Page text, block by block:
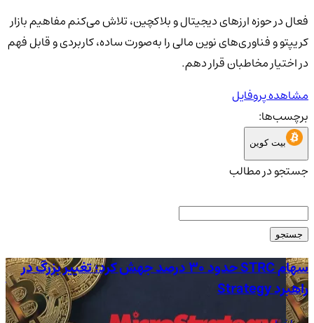
فعال در حوزه ارزهای دیجیتال و بلاکچین، تلاش می‌کنم مفاهیم بازار
کریپتو و فناوری‌های نوین مالی را به‌صورت ساده، کاربردی و قابل فهم
در اختیار مخاطبان قرار دهم.
مشاهده پروفایل
برچسب‌ها:
بیت کوین
جستجو در مطالب
جستجو
سهام STRC حدود 30 درصد جهش کرد؛ تغییر بزرگ در
راهبرد Strategy